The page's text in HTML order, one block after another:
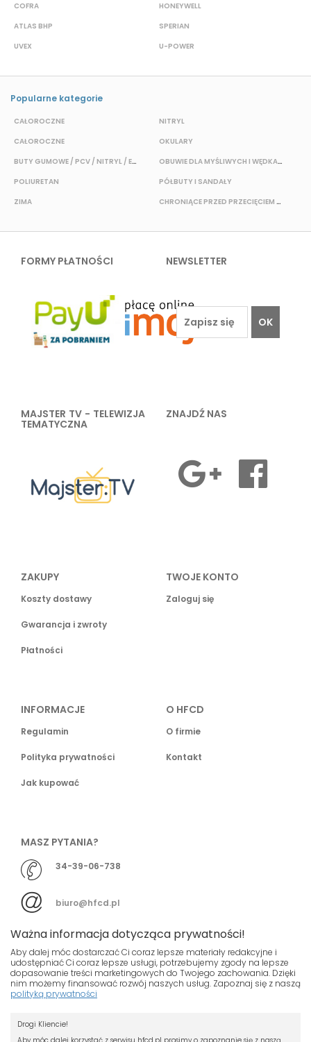
COFRA
ATLAS BHP
UVEX
HONEYWELL
SPERIAN
U-POWER
Popularne kategorie
CAŁOROCZNE
CAŁOROCZNE
BUTY GUMOWE / PCV / NITRYL / EVA
POLIURETAN
ZIMA
NITRYL
OKULARY
OBUWIE DLA MYŚLIWYCH I WĘDKARZY
PÓŁBUTY I SANDAŁY
CHRONIĄCE PRZED PRZECIĘCIEM I PRZEKŁUCIEM
FORMY PŁATNOŚCI NEWSLETTER
OK
MAJSTER TV - TELEWIZJA
TEMATYCZNA
ZNAJDŹ NAS
ZAKUPY
Koszty dostawy
Gwarancja i zwroty
Płatności
TWOJE KONTO
Zaloguj się
INFORMACJE
Regulamin
Polityka prywatności
Jak kupować
O HFCD
O firmie
Kontakt
MASZ PYTANIA?
34-39-06-738
biuro@hfcd.pl
© HFCD - HF Centrum Dystrybucyjne- Wszelkie prawa
Ważna informacja dotycząca prywatności!
Aby dalej móc dostarczać Ci coraz lepsze materiały redakcyjne i
udostępniać Ci coraz lepsze usługi, potrzebujemy zgody na lepsze
dopasowanie treści marketingowych do Twojego zachowania. Dzięki
nim możemy finansować rozwój naszych usług. Zapoznaj się z naszą
polityką prywatności
Drogi Kliencie!